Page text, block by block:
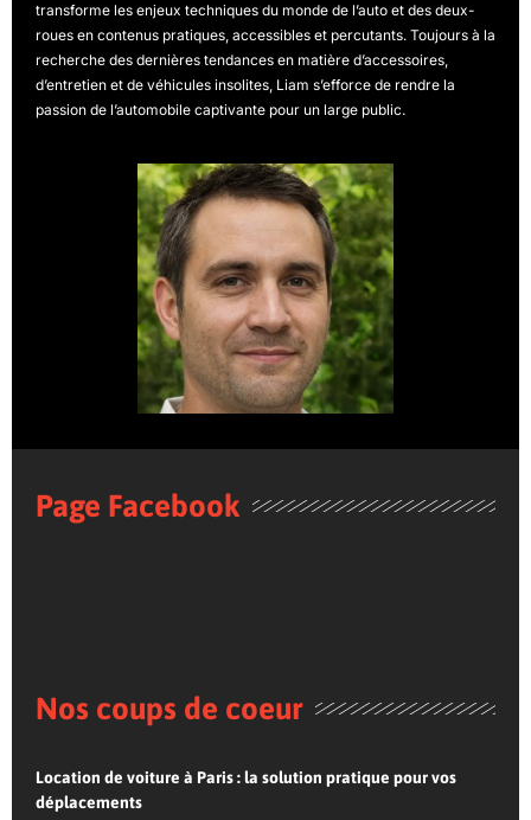
transforme les enjeux techniques du monde de l’auto et des deux-
roues en contenus pratiques, accessibles et percutants. Toujours à la
recherche des dernières tendances en matière d’accessoires,
d’entretien et de véhicules insolites, Liam s’efforce de rendre la
passion de l’automobile captivante pour un large public.
Page Facebook
Nos coups de coeur
Location de voiture à Paris : la solution pratique pour vos
déplacements